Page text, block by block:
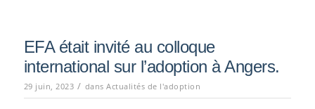
EFA était invité au colloque
international sur l’adoption à Angers.
29 juin, 2023 / dansActualités de l'adoption